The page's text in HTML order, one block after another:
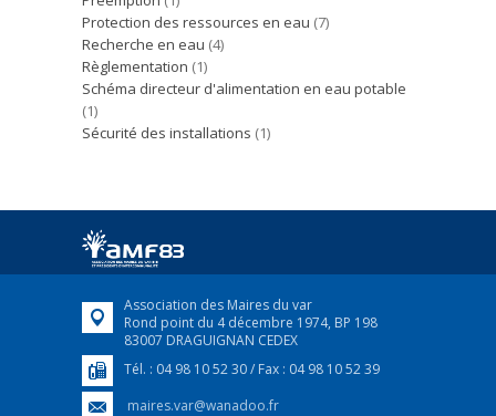
Protection des ressources en eau (7)
Recherche en eau (4)
Règlementation (1)
Schéma directeur d'alimentation en eau potable
(1)
Sécurité des installations (1)
Association des Maires du var
Rond point du 4 décembre 1974, BP 198
83007 DRAGUIGNAN CEDEX
Tél. : 04 98 10 52 30 / Fax : 04 98 10 52 39
maires.var@wanadoo.fr